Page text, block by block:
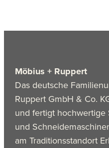
Möbius + Ruppert
Das deutsche
Ruppert GmbH & Co.
und fertigt
und
am Traditionsstandort